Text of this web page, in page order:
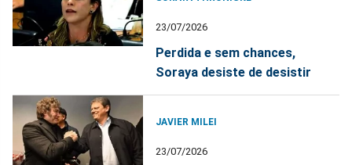
23/07/2026
Perdida e sem chances,
Soraya desiste de desistir
JAVIER MILEI
23/07/2026